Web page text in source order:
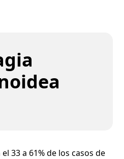
33 a 61% de los casos de